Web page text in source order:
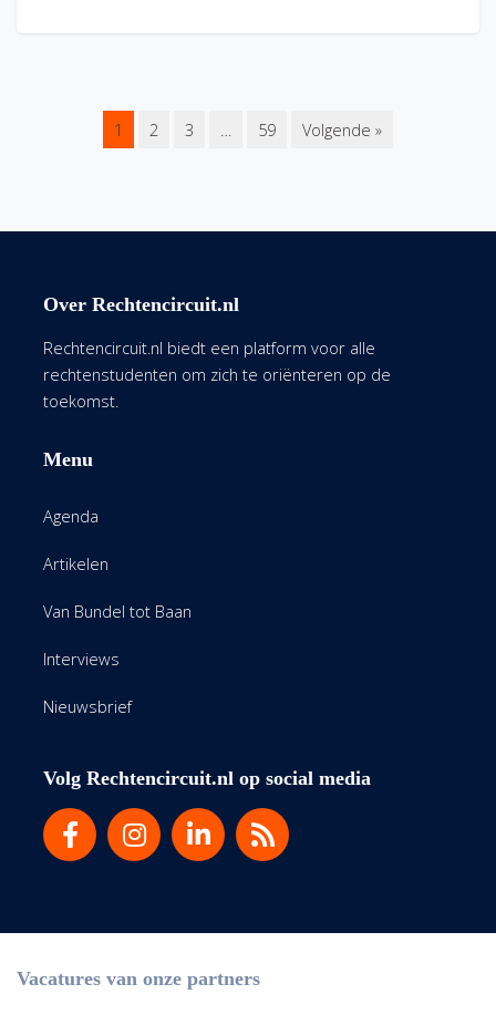
1 2 3 … 59 Volgende »
Over Rechtencircuit.nl
Rechtencircuit.nl biedt een platform voor alle
rechtenstudenten om zich te oriënteren op de
toekomst.
Menu
Agenda
Artikelen
Van Bundel tot Baan
Interviews
Nieuwsbrief
Volg Rechtencircuit.nl op social media
Vacatures van onze partners